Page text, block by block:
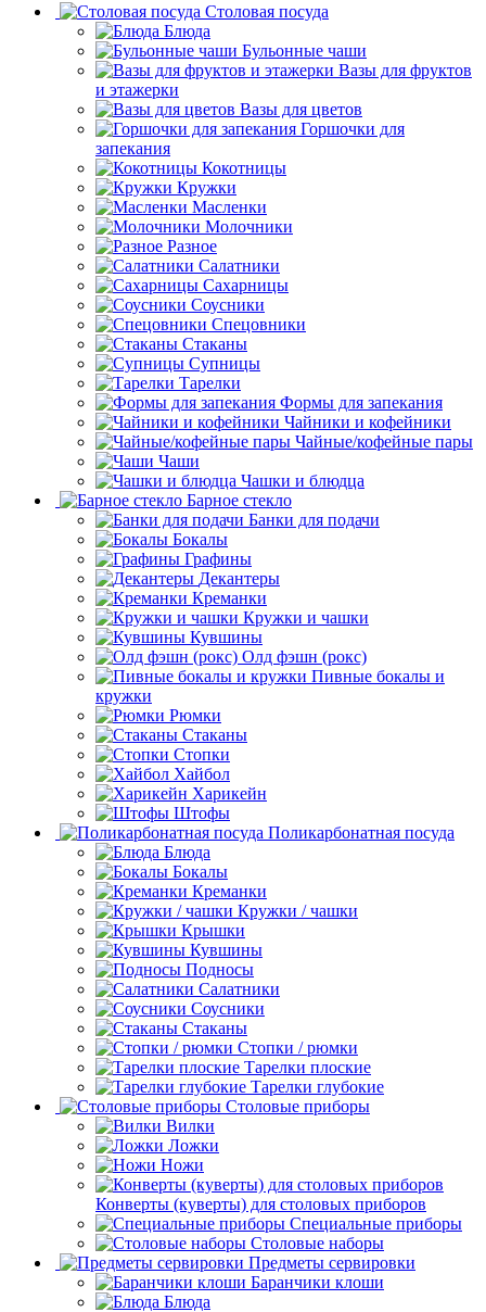
Столовая посуда
Блюда
Бульонные чаши
Вазы для фруктов
и этажерки
Вазы для цветов
Горшочки для
запекания
Кокотницы
Кружки
Масленки
Молочники
Разное
Салатники
Сахарницы
Соусники
Спецовники
Стаканы
Супницы
Тарелки
Формы для запекания
Чайники и кофейники
Чайные/кофейные пары
Чаши
Чашки и блюдца
Барное стекло
Банки для подачи
Бокалы
Графины
Декантеры
Креманки
Кружки и чашки
Кувшины
Олд фэшн (рокс)
Пивные бокалы и
кружки
Рюмки
Стаканы
Стопки
Хайбол
Харикейн
Штофы
Поликарбонатная посуда
Блюда
Бокалы
Креманки
Кружки / чашки
Крышки
Кувшины
Подносы
Салатники
Соусники
Стаканы
Стопки / рюмки
Тарелки плоские
Тарелки глубокие
Столовые приборы
Вилки
Ложки
Ножи
Конверты (куверты) для столовых приборов
Специальные приборы
Столовые наборы
Предметы сервировки
Баранчики клоши
Блюда